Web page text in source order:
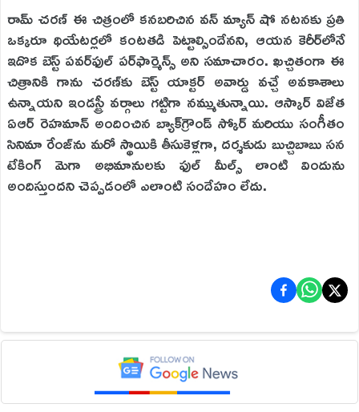
రామ్ చరణ్ ఈ చిత్రంలో కనబరిచిన వన్ మ్యాన్ షో నటనకు ప్రతి
ఒక్కరూ థియేటర్లలో కంటతడి పెట్టాల్సిందేనని, ఆయన కెరీర్‌లోనే
ఇదొక బెస్ట్ పవర్‌ఫుల్ పర్‌ఫార్మెన్స్ అని సమాచారం. ఖచ్చితంగా ఈ
చిత్రానికి గాను చరణ్‌కు బెస్ట్ యాక్టర్ అవార్డు వచ్చే అవకాశాలు
ఉన్నాయని ఇండస్ట్రీ వర్గాలు గట్టిగా నమ్ముతున్నాయి. ఆస్కార్ విజేత
ఏఆర్ రెహమాన్ అందించిన బ్యాక్‌గ్రౌండ్ స్కోర్ మరియు సంగీతం
సినిమా రేంజ్‌ను మరో స్థాయికి తీసుకెళ్లగా, దర్శకుడు బుచ్చిబాబు సన
టేకింగ్ మెగా అభిమానులకు ఫుల్ మీల్స్ లాంటి విందును
అందిస్తుందని చెప్పడంలో ఎలాంటి సందేహం లేదు.